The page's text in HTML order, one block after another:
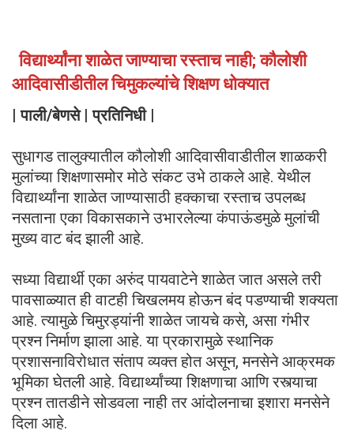
विद्यार्थ्यांना शाळेत जाण्याचा रस्ताच नाही; कौलोशी
आदिवासीडीतील चिमुकल्यांचे शिक्षण धोक्यात
| पाली/बेणसे | प्रतिनिधी |
सुधागड तालुक्यातील कौलोशी आदिवासीवाडीतील शाळकरी
मुलांच्या शिक्षणासमोर मोठे संकट उभे ठाकले आहे. येथील
विद्यार्थ्यांना शाळेत जाण्यासाठी हक्काचा रस्ताच उपलब्ध
नसताना एका विकासकाने उभारलेल्या कंपाऊंडमुळे मुलांची
मुख्य वाट बंद झाली आहे.
सध्या विद्यार्थी एका अरुंद पायवाटेने शाळेत जात असले तरी
पावसाळ्यात ही वाटही चिखलमय होऊन बंद पडण्याची शक्यता
आहे. त्यामुळे चिमुरड्यांनी शाळेत जायचे कसे, असा गंभीर
प्रश्न निर्माण झाला आहे. या प्रकारामुळे स्थानिक
प्रशासनाविरोधात संताप व्यक्त होत असून, मनसेने आक्रमक
भूमिका घेतली आहे. विद्यार्थ्यांच्या शिक्षणाचा आणि रस्त्याचा
प्रश्न तातडीने सोडवला नाही तर आंदोलनाचा इशारा मनसेने
दिला आहे.